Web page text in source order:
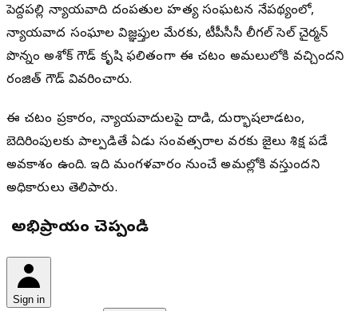
పెద్దపల్లి న్యాయవాది దంపతుల హత్య సంఘటన నేపథ్యంలో,
న్యాయవాద సంఘాల విజ్ఞప్తుల మేరకు, టీపీసీసీ లీగల్ సెల్ చైర్మన్
పొన్నం అశోక్ గౌడ్ కృషి ఫలితంగా ఈ చట్టం అమలులోకి వచ్చిందని
రంజిత్ గౌడ్ వివరించారు.
ఈ చట్టం ప్రకారం, న్యాయవాదులపై దాడి, దుర్భాషలాడటం,
బెదిరింపులకు పాల్పడితే ఏడు సంవత్సరాల వరకు జైలు శిక్ష పడే
అవకాశం ఉంది. ఇది మంగళవారం నుంచే అమల్లోకి వస్తుందని
అధికారులు తెలిపారు.
మీ అభిప్రాయం చెప్పండి
Sign in